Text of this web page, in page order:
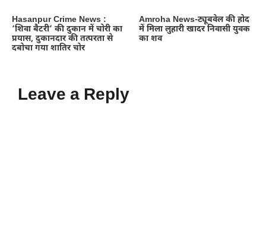
Hasanpur Crime News :
‘शिवा बैटरी’ की दुकान में चोरी का
प्रयास, दुकानदार की तत्परता से
दबोचा गया शातिर चोर
Amroha News-ट्यूबवेल की होद
में मिला लुहारी खादर निवासी युवक
का शव
Leave a Reply